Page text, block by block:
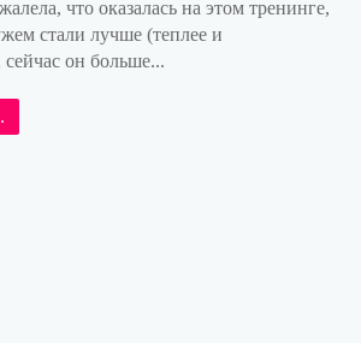
что оказалась на этом тренинге,
стали лучше (теплее и
сейчас он больше...